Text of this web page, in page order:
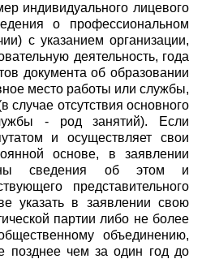
индивидуального лицевого
о профессиональном
с указанием организации,
деятельность, года
документа об образовании
место работы или службы,
случае отсутствия основного
- род занятий). Если
и осуществляет свои
основе, в заявлении
сведения об этом и
представительного
указать в заявлении свою
партии либо не более
объединению,
позднее чем за один год до